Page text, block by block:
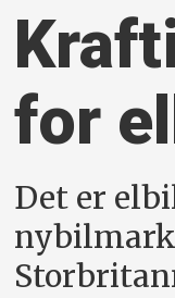
for
Det er